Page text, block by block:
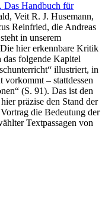
Das Handbuch für
Veit R. J. Husemann,
Reinfried, die Andreas
in unserem
hier erkennbare Kritik
folgende Kapitel
illustriert, in
– stattdessen
(S. 91). Das ist den
präzise den Stand der
die Bedeutung der
Textpassagen von